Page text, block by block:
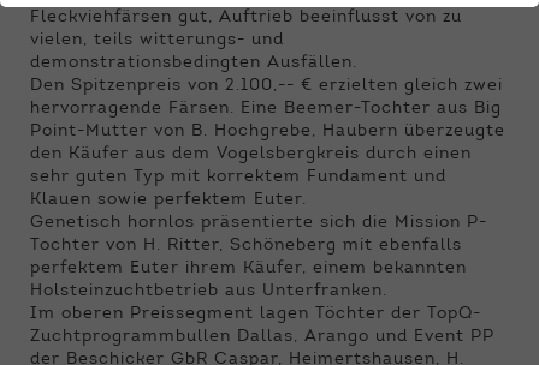
Fleckviehfärsen gut, Auftrieb beeinflusst von zu
vielen, teils witterungs- und
demonstrationsbedingten Ausfällen.
Den Spitzenpreis von 2.100,-- € erzielten gleich zwei
hervorragende Färsen. Eine Beemer-Tochter aus Big
Point-Mutter von B. Hochgrebe, Haubern überzeugte
den Käufer aus dem Vogelsbergkreis durch einen
sehr guten Typ mit korrektem Fundament und
Klauen sowie perfektem Euter.
Genetisch hornlos präsentierte sich die Mission P-
Tochter von H. Ritter, Schöneberg mit ebenfalls
perfektem Euter ihrem Käufer, einem bekannten
Holsteinzuchtbetrieb aus Unterfranken.
Im oberen Preissegment lagen Töchter der TopQ-
Zuchtprogrammbullen Dallas, Arango und Event PP
der Beschicker GbR Caspar, Heimertshausen, H.
Funktionen der Webseite benötigt. Dadurch ist
gewährleistet, dass die Webseite einwandfrei
funktioniert.
Name cookie_optin
Anbieter Qnetics
Laufzeit 1 Jahr
Zweck Cookie Einstellungen speichern
Cookie-Informationen anzeigen
Externe Inhalte
Wir verwenden auf unserer Website externe
Inhalte, um Ihnen zusätzliche Informationen
anzubieten.